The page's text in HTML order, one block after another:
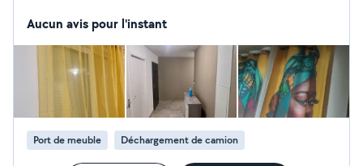
-MONTAGE MEUBLES KIT ect
Aucun avis pour l'instant
Port de meuble Déchargement de camion